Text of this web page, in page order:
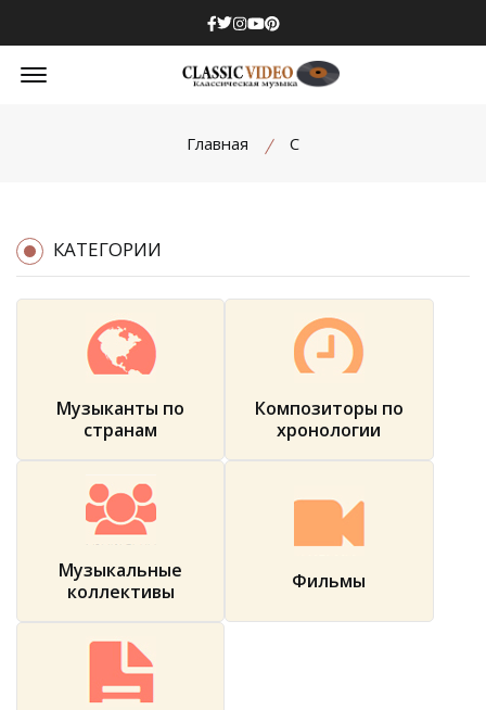
Facebook
Twitter
Instagram
Youtube
Pinterest
Offcanvas Menu Open
Главная С
КАТЕГОРИИ
Музыканты по
странам
Композиторы по
хронологии
Музыкальные
коллективы
Фильмы